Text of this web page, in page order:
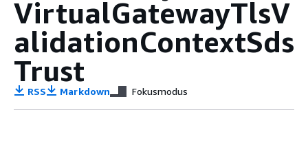
VirtualGatewayTlsV
alidationContextSds
Trust
RSS Markdown Fokusmodus